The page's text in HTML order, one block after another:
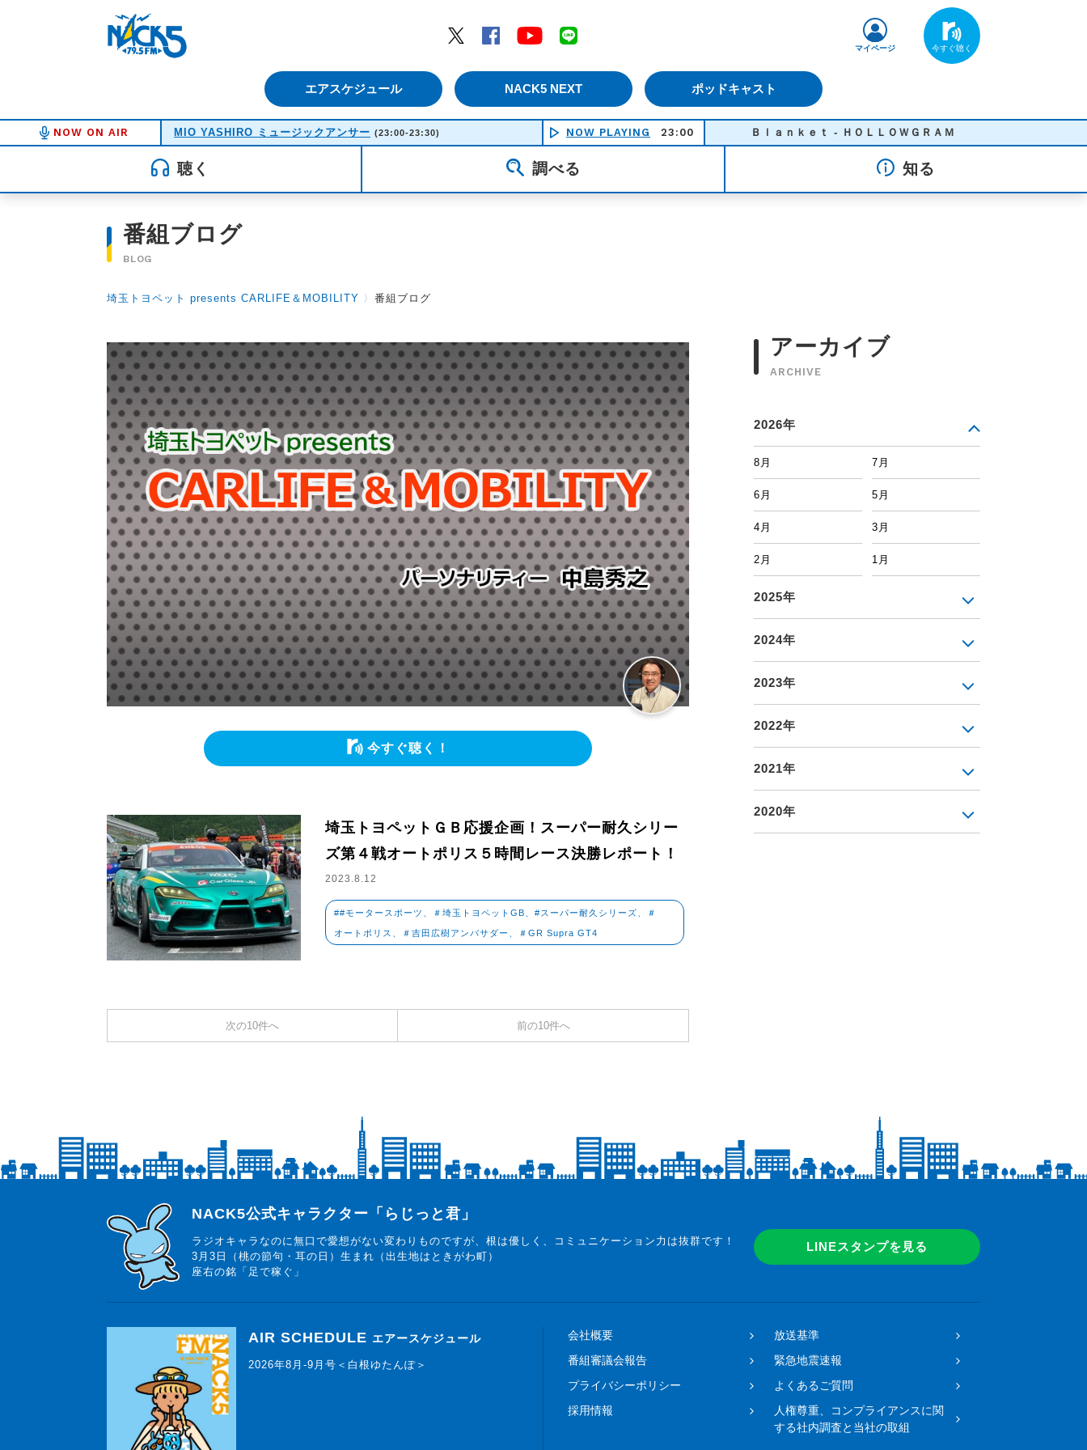
Twitter
Facebook YouTube
エアスケジュール NACK5 NEXT ポッドキャスト
マイページ
NOW ON AIR MIO YASHIRO ミュージックアンサー (23:00-23:30) NOW PLAYING 23:00 Ｂｌａｎｋｅｔ - ＨＯＬＬＯＷＧＲＡＭ
聴く 調べる 知る
番組ブログ
BLOG
埼玉トヨペット presents CARLIFE＆MOBILITY 〉 番組ブログ
今すぐ聴く！
埼玉トヨペットＧＢ応援企画！スーパー耐久シリー
ズ第４戦オートポリス５時間レース決勝レポート！
2023.8.12
##モータースポーツ、＃埼玉トヨペットGB、#スーパー耐久シリーズ、＃
オートポリス、＃吉田広樹アンバサダー、＃GR Supra GT4
次の10件へ 前の10件へ
アーカイブ
ARCHIVE
2026年
8月 7月
6月 5月
4月 3月
2月 1月
2025年
2024年
2023年
2022年
2021年
2020年
らじっと君
NACK5公式キャラクター「らじっと君」
ラジオキャラなのに無口で愛想がない変わりものですが、根は優しく、コミュニケーション力は抜群です！
3月3日（桃の節句・耳の日）生まれ（出生地はときがわ町）
座右の銘「足で稼ぐ」
LINEスタンプを見る
AIR SCHEDULE エアースケジュール
2026年8月-9月号＜白根ゆたんぽ＞
会社概要
放送基準
番組審議会報告
緊急地震速報
プライバシーポリシー
よくあるご質問
採用情報
人権尊重、コンプライアンスに関
する社内調査と当社の取組